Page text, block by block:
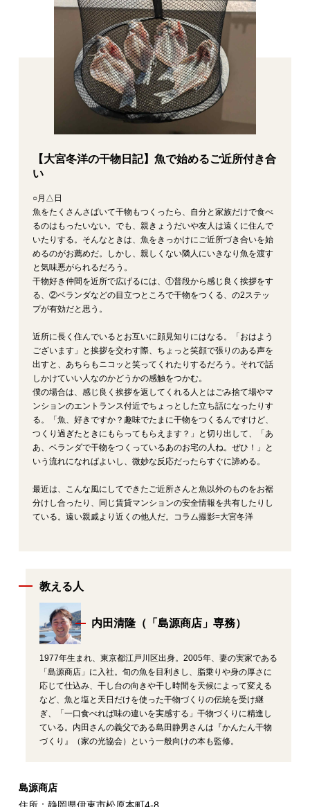
【大宮冬洋の干物日記】魚で始めるご近所付き合
い
○月△日
魚をたくさんさばいて干物もつくったら、自分と家族だけで食べ
るのはもったいない。でも、親きょうだいや友人は遠くに住んで
いたりする。そんなときは、魚をきっかけにご近所づき合いを始
めるのがお薦めだ。しかし、親しくない隣人にいきなり魚を渡す
と気味悪がられるだろう。
干物好き仲間を近所で広げるには、①普段から感じ良く挨拶をす
る、②ベランダなどの目立つところで干物をつくる、の2ステッ
プが有効だと思う。
近所に長く住んでいるとお互いに顔見知りにはなる。「おはよう
ございます」と挨拶を交わす際、ちょっと笑顔で張りのある声を
出すと、あちらもニコッと笑ってくれたりするだろう。それで話
しかけていい人なのかどうかの感触をつかむ。
僕の場合は、感じ良く挨拶を返してくれる人とはごみ捨て場やマ
ンションのエントランス付近でちょっとした立ち話になったりす
る。「魚、好きですか？趣味でたまに干物をつくるんですけど、
つくり過ぎたときにもらってもらえます？」と切り出して、「あ
あ、ベランダで干物をつくっているあのお宅の人ね。ぜひ！」と
いう流れになればよいし、微妙な反応だったらすぐに諦める。
最近は、こんな風にしてできたご近所さんと魚以外のものをお裾
分けし合ったり、同じ賃貸マンションの安全情報を共有したりし
ている。遠い親戚より近くの他人だ。コラム撮影=大宮冬洋
教える人
内田清隆（「島源商店」専務）
1977年生まれ、東京都江戸川区出身。2005年、妻の実家である
「島源商店」に入社。旬の魚を目利きし、脂乗りや身の厚さに
応じて仕込み、干し台の向きや干し時間を天候によって変える
など、魚と塩と天日だけを使った干物づくりの伝統を受け継
ぎ、「一口食べれば味の違いを実感する」干物づくりに精進し
ている。内田さんの義父である島田静男さんは『かんたん干物
づくり』（家の光協会）という一般向けの本も監修。
島源商店